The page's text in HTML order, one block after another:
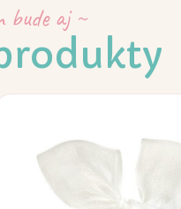
bude aj ~